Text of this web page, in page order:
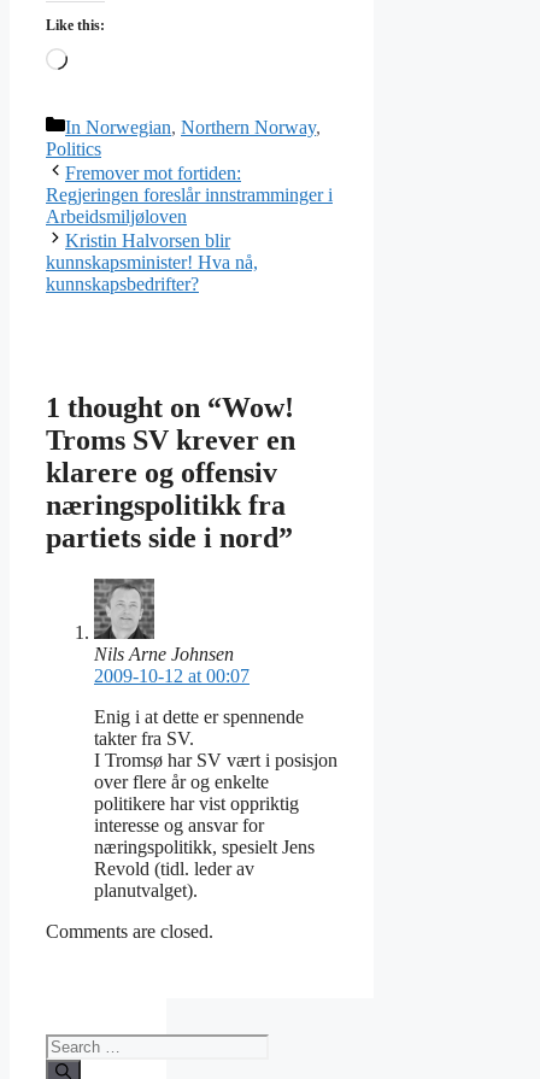
Like this:
Loading…
Categories
In Norwegian, Northern Norway,
Politics
Fremover mot fortiden:
Regjeringen foreslår innstramminger i
Arbeidsmiljøloven
Kristin Halvorsen blir
kunnskapsminister! Hva nå,
kunnskapsbedrifter?
1 thought on “Wow!
Troms SV krever en
klarere og offensiv
næringspolitikk fra
partiets side i nord”
Nils Arne Johnsen
2009-10-12 at 00:07
Enig i at dette er spennende
takter fra SV.
I Tromsø har SV vært i posisjon
over flere år og enkelte
politikere har vist oppriktig
interesse og ansvar for
næringspolitikk, spesielt Jens
Revold (tidl. leder av
planutvalget).
Comments are closed.
Search
for: